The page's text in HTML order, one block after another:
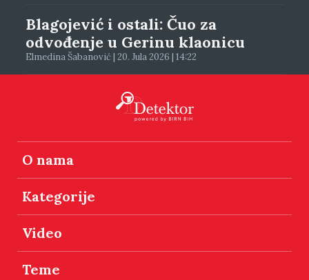
Blagojević i ostali: Čuo za
odvođenje u Gerinu klaonicu
Elmedina Šabanović | 20. Jula 2026 | 14:22
O nama
Kategorije
Video
Teme